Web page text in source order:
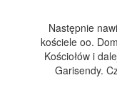
Następnie
kościele oo.
Kościołów i
Garisendy.